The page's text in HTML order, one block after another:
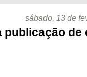
sábado, 13 de
publicação de